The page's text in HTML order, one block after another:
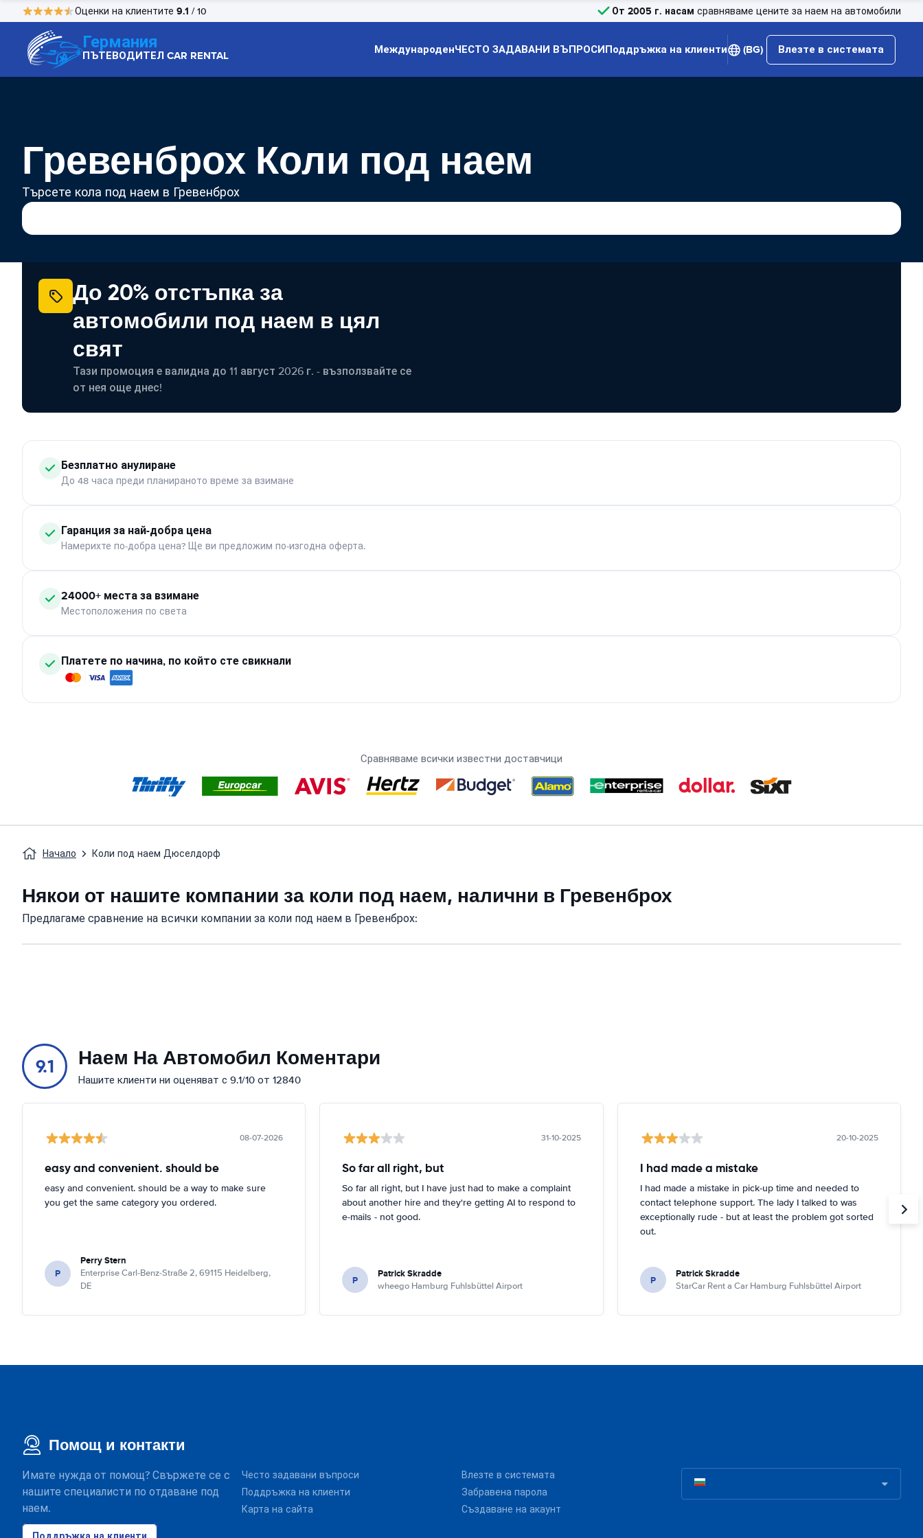
Оценки на клиентите 9.1 / 10 От 2005 г. насам сравняваме цените за наем на автомобили
Германия
ПЪТЕВОДИТЕЛ CAR RENTAL МеждународенЧЕСТО ЗАДАВАНИ ВЪПРОСИПоддръжка на клиенти (BG) Влезте в системата
Гревенброх Коли под наем
Търсете кола под наем в Гревенброх
До 20% отстъпка за
автомобили под наем в цял
свят
Тази промоция е валидна до 11 август 2026 г. - възползвайте се
от нея още днес!
Безплатно анулиране
До 48 часа преди планираното време за взимане
Гаранция за най-добра цена
Намерихте по-добра цена? Ще ви предложим по-изгодна оферта.
24000+ места за взимане
Местоположения по света
Платете по начина, по който сте свикнали
Сравняваме всички известни доставчици
Начало Коли под наем Дюселдорф
Някои от нашите компании за коли под наем, налични в Гревенброх
Предлагаме сравнение на всички компании за коли под наем в Гревенброх:
9.1 Наем На Автомобил Коментари
Нашите клиенти ни оценяват с 9.1/10 от 12840
08-07-2026
easy and convenient. should be
easy and convenient. should be a way to make sure
you get the same category you ordered.
P
Perry Stern
Enterprise Carl-Benz-Straße 2, 69115 Heidelberg,
DE
31-10-2025
So far all right, but
So far all right, but I have just had to make a complaint
about another hire and they're getting AI to respond to
e-mails - not good.
P Patrick Skradde
wheego Hamburg Fuhlsbüttel Airport
20-10-2025
I had made a mistake
I had made a mistake in pick-up time and needed to
contact telephone support. The lady I talked to was
exceptionally rude - but at least the problem got sorted
out.
P Patrick Skradde
StarCar Rent a Car Hamburg Fuhlsbüttel Airport
Помощ и контакти
Имате нужда от помощ? Свържете се с
нашите специалисти по отдаване под
наем.
Често задавани въпроси
Поддръжка на клиенти
Карта на сайта
Влезте в системата
Забравена парола
Създаване на акаунт